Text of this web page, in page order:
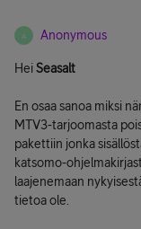
A Anonymous
HeiSeasalt
En osaa sanoa miksi
MTV3-tarjoomasta
pakettiin jonka
katsomo-
laajenemaan
tietoa ole.